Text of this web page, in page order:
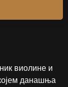
виолине и
данашња